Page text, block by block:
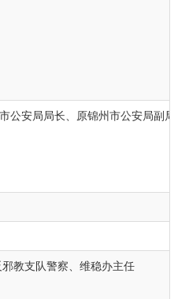
公安局局长、原锦州市公安局副
教支队警察、维稳办主任